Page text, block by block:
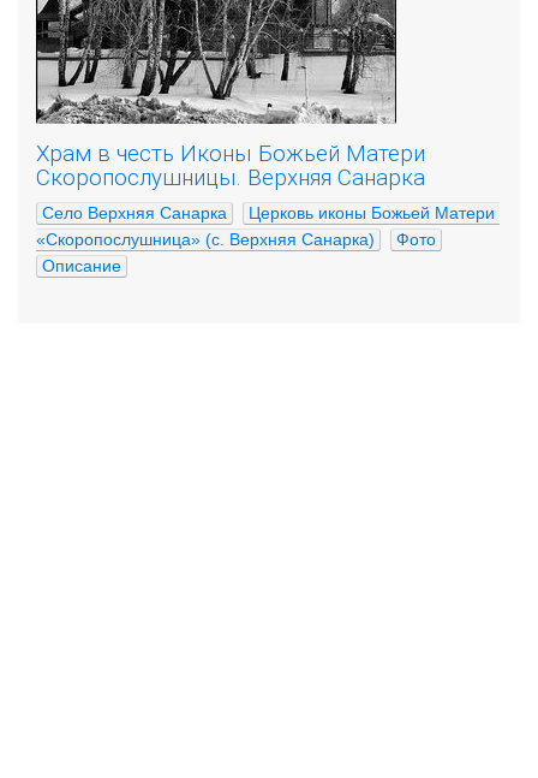
Храм в честь Иконы Божьей Матери
Скоропослушницы. Верхняя Санарка
Село Верхняя Санарка
Церковь иконы Божьей Матери
«Скоропослушница» (с. Верхняя Санарка)
Фото
Описание